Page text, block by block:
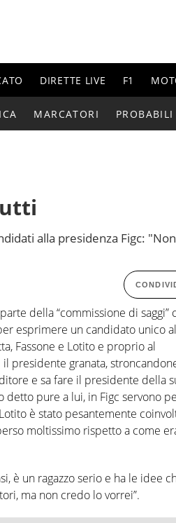
DIRETTE LIVE F1
MARCATORI
alla presidenza Figc: "Non
della “commissione di saggi”
esprimere un candidato unico
Fassone e Lotito e proprio al
presidente granata,
e sa fare il presidente della
detto pure a lui, in Figc servono
è stato pesantemente
moltissimo rispetto a come
è un ragazzo serio e ha le idee
ma non credo lo vorrei”.